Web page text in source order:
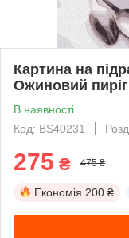
Картина на
Ожиновий пиріг
В наявності
Код: BS40231
275 ₴ 475 ₴
Економія 200 ₴